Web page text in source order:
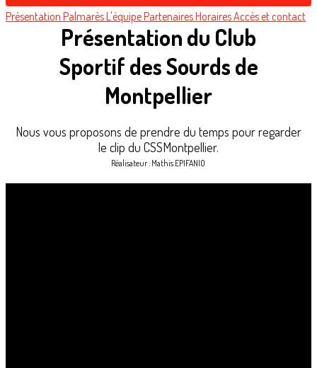
Présentation PalmarèsL'équipePartenairesHorairesAccès et contact
Présentation du Club
Sportif des Sourds de
Montpellier
Nous vous proposons de prendre du temps pour regarder
le clip du CSSMontpellier.
Réalisateur : Mathis EPIFANIO